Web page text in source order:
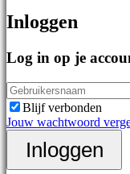
Uitgelichte
games
Nieuwe
uitgaven
Gratis
te
spelen
Categorieën
Nieuws
Handleidingen
Ondersteuning
Forums
Winkel
Registreren
Inloggen
Log in op je
Blijf verbonden
Jouw wachtwoord
Inloggen